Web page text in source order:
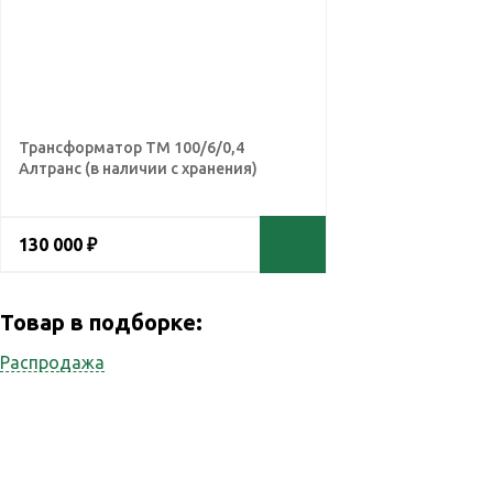
Трансформатор ТМ 100/6/0,4
Алтранс (в наличии с хранения)
130 000 ₽
Товар в подборке:
Распродажа